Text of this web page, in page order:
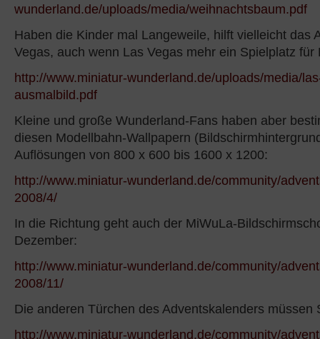
wunderland.de/uploads/media/weihnachtsbaum.pdf
Haben die Kinder mal Langeweile, hilft vielleicht das
Vegas, auch wenn Las Vegas mehr ein Spielplatz für
http://www.miniatur-wunderland.de/uploads/media/
ausmalbild.pdf
Kleine und große Wunderland-Fans haben aber
diesen Modellbahn-Wallpapern
Auflösungen von 800 x 600 bis 1600 x 1200:
http://www.miniatur-wunderland.de/community/
2008/4/
In die Richtung geht auch der MiWuLa-
Dezember:
http://www.miniatur-wunderland.de/community/
2008/11/
Die anderen Türchen des Adventskalenders müssen
http://www.miniatur-wunderland.de/community/